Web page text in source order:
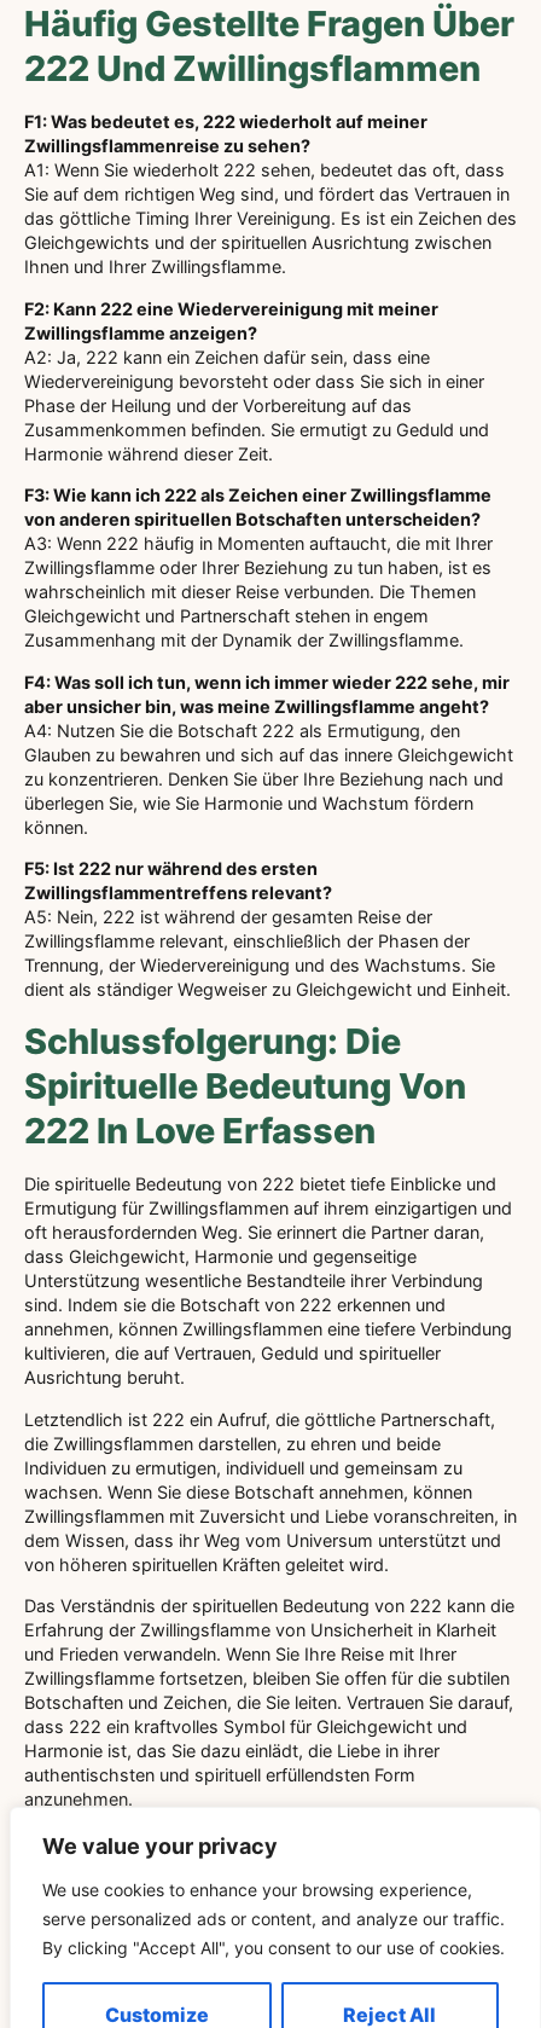
We value your privacy
We use cookies to enhance your browsing experience,
serve personalized ads or content, and analyze our traffic.
By clicking "Accept All", you consent to our use of cookies.
Customize Reject All
Häufig Gestellte Fragen Über
222 Und Zwillingsflammen
F1: Was bedeutet es, 222 wiederholt auf meiner
Zwillingsflammenreise zu sehen?
A1: Wenn Sie wiederholt 222 sehen, bedeutet das oft, dass
Sie auf dem richtigen Weg sind, und fördert das Vertrauen in
das göttliche Timing Ihrer Vereinigung. Es ist ein Zeichen des
Gleichgewichts und der spirituellen Ausrichtung zwischen
Ihnen und Ihrer Zwillingsflamme.
F2: Kann 222 eine Wiedervereinigung mit meiner
Zwillingsflamme anzeigen?
A2: Ja, 222 kann ein Zeichen dafür sein, dass eine
Wiedervereinigung bevorsteht oder dass Sie sich in einer
Phase der Heilung und der Vorbereitung auf das
Zusammenkommen befinden. Sie ermutigt zu Geduld und
Harmonie während dieser Zeit.
F3: Wie kann ich 222 als Zeichen einer Zwillingsflamme
von anderen spirituellen Botschaften unterscheiden?
A3: Wenn 222 häufig in Momenten auftaucht, die mit Ihrer
Zwillingsflamme oder Ihrer Beziehung zu tun haben, ist es
wahrscheinlich mit dieser Reise verbunden. Die Themen
Gleichgewicht und Partnerschaft stehen in engem
Zusammenhang mit der Dynamik der Zwillingsflamme.
F4: Was soll ich tun, wenn ich immer wieder 222 sehe, mir
aber unsicher bin, was meine Zwillingsflamme angeht?
A4: Nutzen Sie die Botschaft 222 als Ermutigung, den
Glauben zu bewahren und sich auf das innere Gleichgewicht
zu konzentrieren. Denken Sie über Ihre Beziehung nach und
überlegen Sie, wie Sie Harmonie und Wachstum fördern
können.
F5: Ist 222 nur während des ersten
Zwillingsflammentreffens relevant?
A5: Nein, 222 ist während der gesamten Reise der
Zwillingsflamme relevant, einschließlich der Phasen der
Trennung, der Wiedervereinigung und des Wachstums. Sie
dient als ständiger Wegweiser zu Gleichgewicht und Einheit.
Schlussfolgerung: Die
Spirituelle Bedeutung Von
222 In Love Erfassen
Die spirituelle Bedeutung von 222 bietet tiefe Einblicke und
Ermutigung für Zwillingsflammen auf ihrem einzigartigen und
oft herausfordernden Weg. Sie erinnert die Partner daran,
dass Gleichgewicht, Harmonie und gegenseitige
Unterstützung wesentliche Bestandteile ihrer Verbindung
sind. Indem sie die Botschaft von 222 erkennen und
annehmen, können Zwillingsflammen eine tiefere Verbindung
kultivieren, die auf Vertrauen, Geduld und spiritueller
Ausrichtung beruht.
Letztendlich ist 222 ein Aufruf, die göttliche Partnerschaft,
die Zwillingsflammen darstellen, zu ehren und beide
Individuen zu ermutigen, individuell und gemeinsam zu
wachsen. Wenn Sie diese Botschaft annehmen, können
Zwillingsflammen mit Zuversicht und Liebe voranschreiten, in
dem Wissen, dass ihr Weg vom Universum unterstützt und
von höheren spirituellen Kräften geleitet wird.
Das Verständnis der spirituellen Bedeutung von 222 kann die
Erfahrung der Zwillingsflamme von Unsicherheit in Klarheit
und Frieden verwandeln. Wenn Sie Ihre Reise mit Ihrer
Zwillingsflamme fortsetzen, bleiben Sie offen für die subtilen
Botschaften und Zeichen, die Sie leiten. Vertrauen Sie darauf,
dass 222 ein kraftvolles Symbol für Gleichgewicht und
Harmonie ist, das Sie dazu einlädt, die Liebe in ihrer
authentischsten und spirituell erfüllendsten Form
anzunehmen.
Related Blog